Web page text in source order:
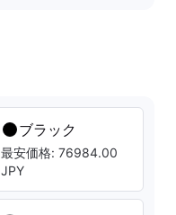
ブラック
最安価格: 76984.00
JPY